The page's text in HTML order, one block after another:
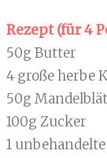
Rezept (für 4
50g Butter
4 große herbe
50g
100g Zucker
1